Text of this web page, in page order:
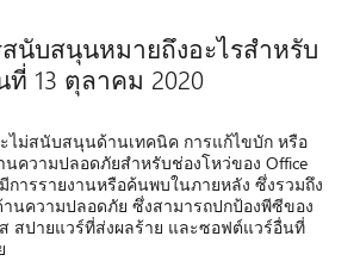
นับสนุนหมายถึงอะไรสำหรับ
13 ตุลาคม 2020
ะไม่สนับสนุนด้านเทคนิค การแก้ไขบัก หรือ
นความปลอดภัยสำหรับช่องโหว่ของ Office
การรายงานหรือค้นพบในภายหลัง ซึ่งรวมถึง
านความปลอดภัย ซึ่งสามารถปกป้องพีซีของ
สปายแวร์ที่ส่งผลร้าย และซอฟต์แวร์อื่นที่